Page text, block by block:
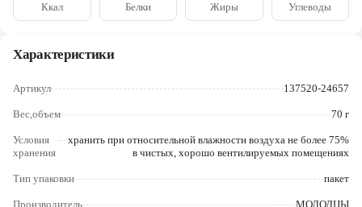
Ярославль
Ккал Белки Жиры Углеводы
Характеристики
Артикул 137520-24657
Вес,объем 70 г
Условия
хранения
хранить при отноcительной влажности воздуха не более 75%
в чистых, хорошо вентилируемых помещениях
Тип упаковки пакет
Производитель МОЛОДЦЫ